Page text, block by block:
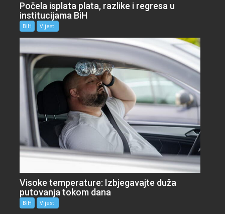
Počela isplata plata, razlike i regresa u
institucijama BiH
BiH Vijesti
Visoke temperature: Izbjegavajte duža
putovanja tokom dana
BiH Vijesti